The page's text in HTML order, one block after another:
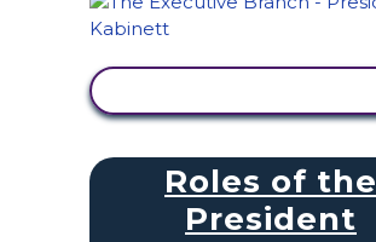
Roles of the
President